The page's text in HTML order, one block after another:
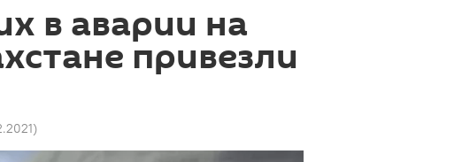
в аварии на
привезли
)